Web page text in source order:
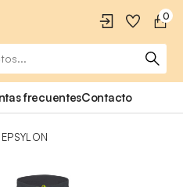
0
frecuentesContacto
EPSYLON